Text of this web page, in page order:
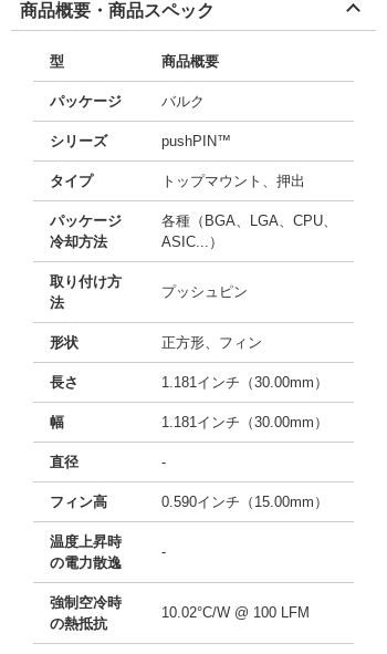
商品概要・商品スペック
型 商品概要
パッケージ バルク
シリーズ pushPIN™
タイプ トップマウント、押出
パッケージ
冷却方法
各種（BGA、LGA、CPU、
ASIC...）
取り付け方
法
プッシュピン
形状 正方形、フィン
長さ 1.181インチ（30.00mm）
幅 1.181インチ（30.00mm）
直径 -
フィン高 0.590インチ（15.00mm）
温度上昇時
の電力散逸
-
強制空冷時
の熱抵抗
10.02°C/W @ 100 LFM